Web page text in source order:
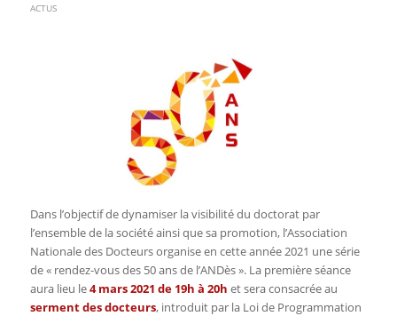
ACTUS
Dans l’objectif de dynamiser la visibilité du doctorat par
l’ensemble de la société ainsi que sa promotion, l’Association
Nationale des Docteurs organise en cette année 2021 une série
de « rendez-vous des 50 ans de l’ANDès ». La première séance
aura lieu le4 mars 2021 de 19h à 20h et sera consacrée au
serment des docteurs, introduit par la Loi de Programmation